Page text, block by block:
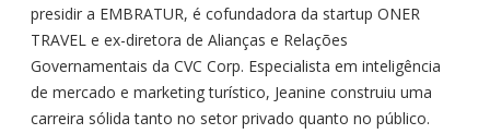
presidir a EMBRATUR, é cofundadora da startup ONER
TRAVEL e ex-diretora de Alianças e Relações
Governamentais da CVC Corp. Especialista em inteligência
de mercado e marketing turístico, Jeanine construiu uma
carreira sólida tanto no setor privado quanto no público.